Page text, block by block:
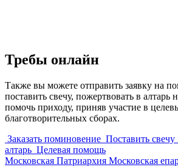
Требы онлайн
Также вы можете отправить заявку на
поставить свечу, пожертвовать в алтарь
помочь приходу, приняв участие в
благотворительных сборах.
Заказать поминовение Поставить свечу
алтарь Целевая помощь
Московская Патриархия Московская